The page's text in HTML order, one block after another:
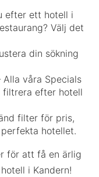
efter ett hotell i
Välj det
din sökning
Alla våra Specials
filtrera efter hotell
filter för pris,
hotellet.
för att få en ärlig
i Kandern!